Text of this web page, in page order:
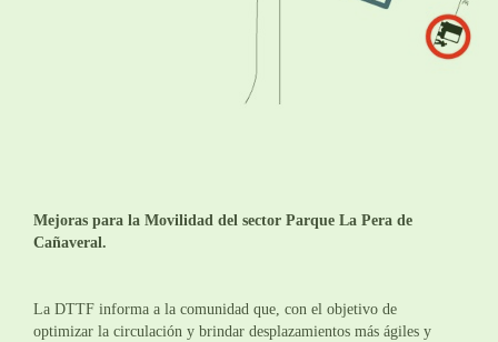
Mejoras para la Movilidad del sector Parque La Pera de
Cañaveral.
La DTTF informa a la comunidad que, con el objetivo de
optimizar la circulación y brindar desplazamientos más ágiles y